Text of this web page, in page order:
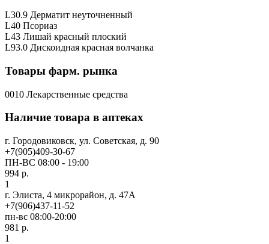
L30.9 Дерматит неуточненный
L40 Псориаз
L43 Лишай красный плоский
L93.0 Дискоидная красная волчанка
Товары фарм. рынка
0010 Лекарственные средства
Наличие товара в аптеках
г. Городовиковск, ул. Советская, д. 90
+7(905)409-30-67
ПН-ВС 08:00 - 19:00
994 р.
1
г. Элиста, 4 микрорайон, д. 47А
+7(906)437-11-52
пн-вс 08:00-20:00
981 р.
1